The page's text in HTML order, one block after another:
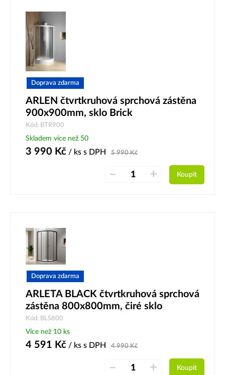
Doprava zdarma
ARLEN čtvrtkruhová sprchová zástěna
900x900mm, sklo Brick
Kód: BTR900
Skladem více než 50
3 990 Kč / ks s DPH 5 990Kč
– + Koupit
Doprava zdarma
ARLETA BLACK čtvrtkruhová sprchová
zástěna 800x800mm, čiré sklo
Kód: BLS800
Více než 10 ks
4 591 Kč / ks s DPH 4 990Kč
– + Koupit